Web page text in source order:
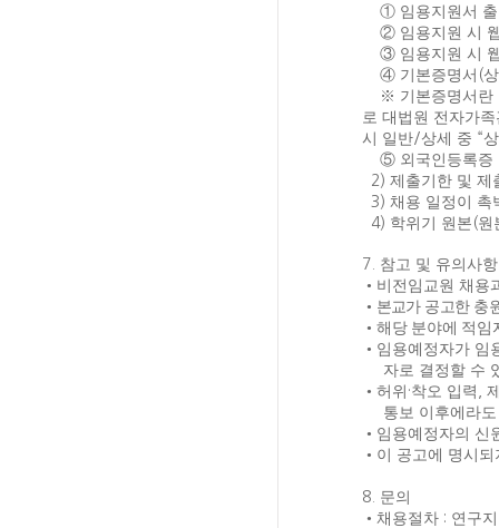
① 임용지원서
② 임용지원 시
③ 임용지원 시
④ 기본증명서 (
※ 기본증명서란
로 대법원 전자가
시 일반/상세 중 “
⑤ 외국인등록증
2) 제출기한 및 제
3) 채용 일정이 촉
4) 학위기 원본 (원
7. 참고 및 유의사항
• 비전임교원 채용
• 본교가 공고한 충
• 해당 분야에 적임
• 임용예정자가 임
자로 결정할 수
• 허위 ·착오 입력
통보 이후에라
• 임용예정자의 신
• 이 공고에 명시
8. 문의
• 채용절차 : 연구